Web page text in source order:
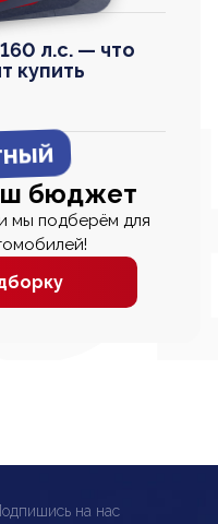
л.с. — что
купить
бюджет
мы подберём для
на нас